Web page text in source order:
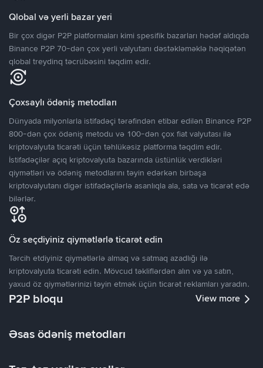
Qlobal və yerli bazar yeri
Bir çox digər P2P platformaları kimi spesifik bazarları hədəf aldıqda
Binance P2P 70-dən çox yerli valyutanı dəstəkləməklə həqiqətən
qlobal treydinq təcrübəsini təqdim edir.
Çoxsaylı ödəniş metodları
Dünyada milyonlarla istifadəçi tərəfindən etibar edilən Binance P2P
800-dən çox ödəniş metodu və 100-dən çox fiat valyutası ilə
kriptovalyuta ticarəti üçün təhlükəsiz platforma təqdim edir.
İstifadəçilər açıq kriptovalyuta bazarında üstünlük verdikləri
qiymətləri və ödəniş metodlarını təyin edərkən birbaşa
kriptovalyutanı digər istifadəçilərlə asanlıqla ala, sata və ticarət edə
bilərlər.
Öz seçdiyiniz qiymətlərlə ticarət edin
Tərcih etdiyiniz qiymətlərlə almaq və satmaq azadlığı ilə
kriptovalyuta ticarəti edin. Mövcud təkliflərdən alın və ya satın,
yaxud öz qiymətlərinizi təyin etmək üçün ticarət reklamları yaradın.
P2P bloqu View more
Əsas ödəniş metodları